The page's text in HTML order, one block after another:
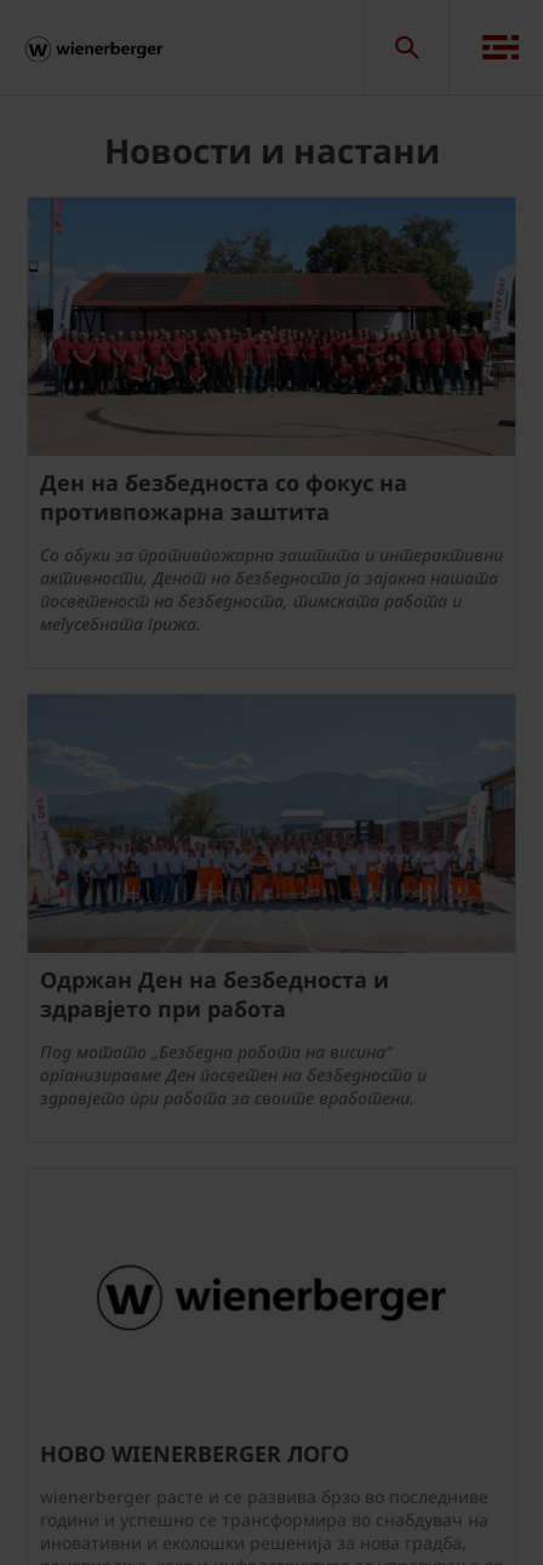
Новости и настани
Ден на безбедноста со фокус на
противпожарна заштита
Со обуки за противпожарна заштита и интерактивни
активности, Денот на безбедноста ја зајакна нашата
посветеност на безбедноста, тимската работа и
меѓусебната грижа.
Одржан Ден на безбедноста и
здравјето при работа
Под мотото „Безбедна работа на висина“
организиравме Ден посветен на безбедноста и
здравјето при работа за своите вработени.
НОВО WIENERBERGER ЛОГО
wienerberger расте и се развива брзо во последниве
години и успешно се трансформира во снабдувач на
иновативни и еколошки решенија за нова градба,